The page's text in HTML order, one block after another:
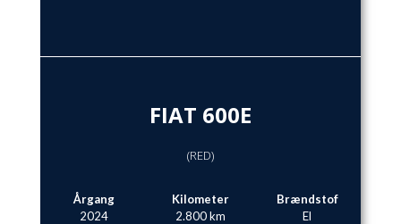
FIAT 600E
(RED)
Årgang
2024
Kilometer
2.800 km
Brændstof
El